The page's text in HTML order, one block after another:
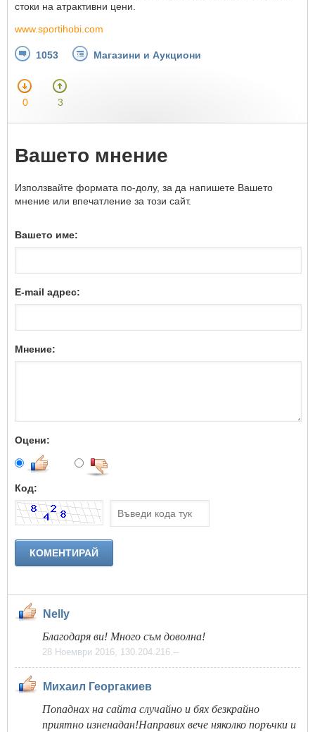
стоки на атрактивни цени.
www.sportihobi.com
1053 Магазини и Аукциони
0 3
Вашето мнение
Използвайте формата по-долу, за да напишете Вашето
мнение или впечатление за този сайт.
Вашето име:
E-mail адрес:
Мнение:
Оцени:
Код:
Nelly
Благодаря ви! Много съм доволна!
28 Ноември 2016, 130.204.216.--
Михаил Георгакиев
Попаднах на сайта случайно и бях безкрайно
приятно изненадан!Направих вече няколко поръчки и